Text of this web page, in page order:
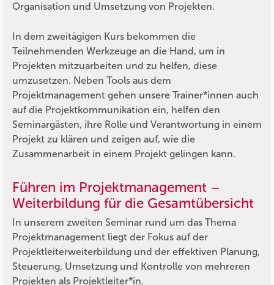
Organisation und Umsetzung von Projekten.
In dem zweitägigen Kurs bekommen die
Teilnehmenden Werkzeuge an die Hand, um in
Projekten mitzuarbeiten und zu helfen, diese
umzusetzen. Neben Tools aus dem
Projektmanagement gehen unsere Trainer*innen auch
auf die Projektkommunikation ein, helfen den
Seminargästen, ihre Rolle und Verantwortung in einem
Projekt zu klären und zeigen auf, wie die
Zusammenarbeit in einem Projekt gelingen kann.
Führen im Projektmanagement –
Weiterbildung für die Gesamtübersicht
In unserem zweiten Seminar rund um das Thema
Projektmanagement liegt der Fokus auf der
Projektleiterweiterbildung und der effektiven Planung,
Steuerung, Umsetzung und Kontrolle von mehreren
Projekten als Projektleiter*in.